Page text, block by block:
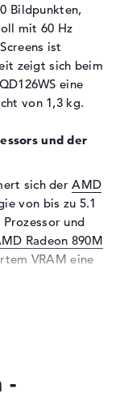
Bildpunkten,
mit 60 Hz
ist
zeigt sich beim
eine
von 1,3 kg.
und der
sich derAMD
von bis zu 5.1
Prozessor und
Radeon 890M
VRAM eine
S 14 OLED
(7500
-